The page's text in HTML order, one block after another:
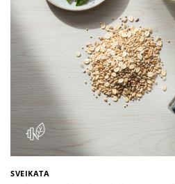
SVEIKATA